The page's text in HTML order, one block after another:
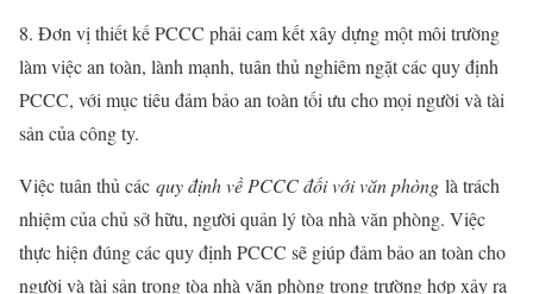
8. Đơn vị thiết kế PCCC phải cam kết xây dựng một môi trường
làm việc an toàn, lành mạnh, tuân thủ nghiêm ngặt các quy định
PCCC, với mục tiêu đảm bảo an toàn tối ưu cho mọi người và tài
sản của công ty.
Việc tuân thủ các quy định về PCCC đối với văn phòng là trách
nhiệm của chủ sở hữu, người quản lý tòa nhà văn phòng. Việc
thực hiện đúng các quy định PCCC sẽ giúp đảm bảo an toàn cho
người và tài sản trong tòa nhà văn phòng trong trường hợp xảy ra